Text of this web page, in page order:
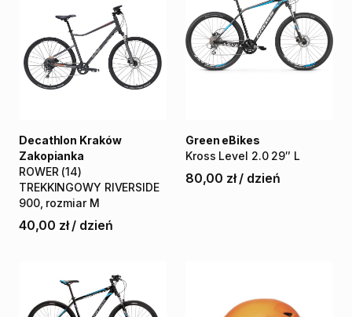
ROWER (14)
TREKKINGOWY RIVERSIDE
900​,​ rozmiar M
Decathlon Kraków
Zakopianka
40,00 zł / dzień
Kross Level 2.0 29″ L
Green eBikes
80,00 zł / dzień